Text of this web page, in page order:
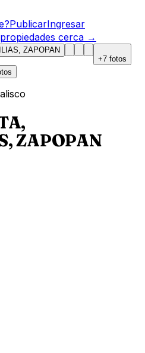
PublicarIngresar
cerca →
+7 fotos
ZAPOPAN